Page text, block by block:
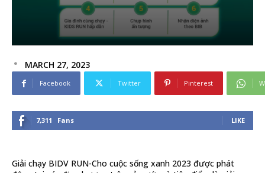
MARCH 27, 2023
Facebook Twitter Pinterest
7,311 Fans LIKE
Giải chạy BIDV RUN-Cho cuộc sống xanh 2023 được phát